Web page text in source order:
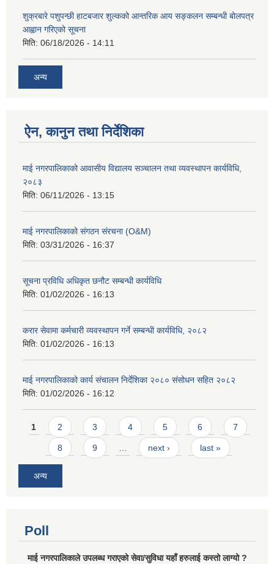
शुक्रबारे पशुपन्छी हाटबजार शुल्कको आन्तरिक आय सङ्कलन सम्बन्धी बोलपत्र
आह्वान गरिएको सूचना
मिति: 06/18/2026 - 14:11
अन्य
ऐन, कानुन तथा निर्देशिका
माई नगरपालिकाको आवासीय विद्यालय सञ्चालन तथा व्यवस्थापन कार्यविधि,
२०८३
मिति: 06/11/2026 - 13:15
माई नगरपालिकाको संगठन संरचना (O&M)
मिति: 03/31/2026 - 16:37
सूचना प्रविधि अधिकृत छनौट सम्बन्धी कार्यविधि
मिति: 01/02/2026 - 16:13
करार सेवामा कर्मचारी व्यवस्थापन गर्ने सम्बन्धी कार्यविधि, २०८२
मिति: 01/02/2026 - 16:13
माई नगरपालिकाको कार्य संचालन निर्देशिका २०८० संसोधन सहित २०८२
मिति: 01/02/2026 - 16:12
Pages
1 2 3 4 5 6 7
8 9 next › last »
अन्य
Poll
माई नगरपालिकाले उपलब्ध गराएको सेवा/सुविधा यहाँ हरुलाई कस्तो लाग्यो ?